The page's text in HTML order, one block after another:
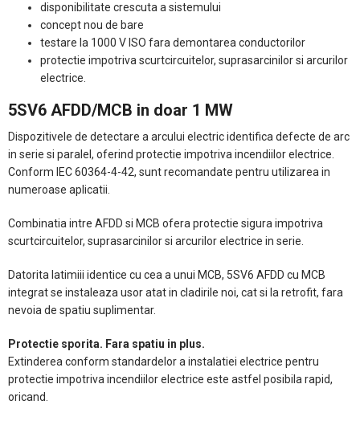
disponibilitate crescuta a sistemului
concept nou de bare
testare la 1000 V ISO fara demontarea conductorilor
protectie impotriva scurtcircuitelor, suprasarcinilor si arcurilor
electrice.
5SV6 AFDD/MCB in doar 1 MW
Dispozitivele de detectare a arcului electric identifica defecte de arc
in serie si paralel, oferind protectie impotriva incendiilor electrice.
Conform IEC 60364-4-42, sunt recomandate pentru utilizarea in
numeroase aplicatii.
Combinatia intre AFDD si MCB ofera protectie sigura impotriva
scurtcircuitelor, suprasarcinilor si arcurilor electrice in serie.
Datorita latimiii identice cu cea a unui MCB, 5SV6 AFDD cu MCB
integrat se instaleaza usor atat in cladirile noi, cat si la retrofit, fara
nevoia de spatiu suplimentar.
Protectie sporita. Fara spatiu in plus.
Extinderea conform standardelor a instalatiei electrice pentru
protectie impotriva incendiilor electrice este astfel posibila rapid,
oricand.